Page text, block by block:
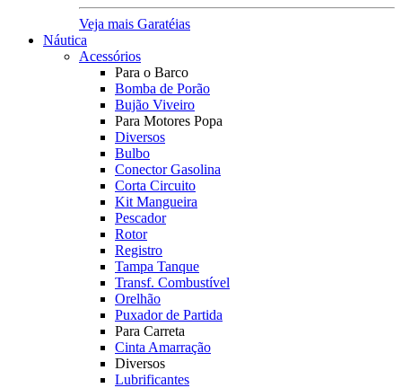
Veja mais Garatéias
Náutica
Acessórios
Para o Barco
Bomba de Porão
Bujão Viveiro
Para Motores Popa
Diversos
Bulbo
Conector Gasolina
Corta Circuito
Kit Mangueira
Pescador
Rotor
Registro
Tampa Tanque
Transf. Combustível
Orelhão
Puxador de Partida
Para Carreta
Cinta Amarração
Diversos
Lubrificantes